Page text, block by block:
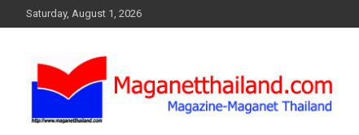
to
Saturday, August 1, 2026